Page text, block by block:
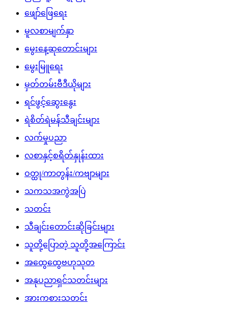
ဖျော်ဖြေရေး
မူလစာမျက်နှာ
မွေးနေ့ဆုတောင်းများ
မွေးမြူရေး
မှတ်တမ်းဗီဒီယိုများ
ရင်ဖွင့်ဆွေးနွေး
ရဲစိတ်ရဲမန်သီချင်းများ
လက်မှုပညာ
လစာနှင့်စရိတ်နှုန်းထား
ဝတ္ထု/ကာတွန်း/ကဗျာများ
သကသအကွဲအပြဲ
သတင်း
သီချင်းတောင်းဆိုခြင်းများ
သူတို့ပြောတဲ့ သူတို့အကြောင်း
အထွေထွေဗဟုသုတ
အနုပညာရှင်သတင်းများ
အားကစားသတင်း